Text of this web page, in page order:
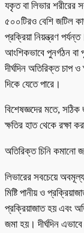
যকৃত বা লিভার শরীরের
৫০০টিরও বেশি জটিল
প্রক্রিয়া নিয়ন্ত্রণ
আংশিকভাবে পুনর্গঠন
দীর্ঘদিন অতিরিক্ত চাপ
দিকে যেতে পারে।
বিশেষজ্ঞদের মতে,
ক্ষতির হাত থেকে রক্ষা
অতিরিক্ত চিনি কমানো
লিভারের সবচেয়ে
মিষ্টি পানীয় ও
প্রক্রিয়াজাত হয় এবং
জমা হয়। দীর্ঘদিন